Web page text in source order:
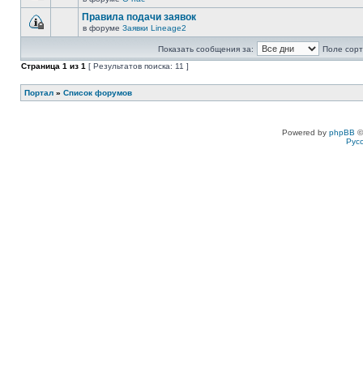
Правила подачи заявок
в форуме Заявки Lineage2
Показать сообщения за:
Поле
Страница 1 из 1 [ Результатов поиска: 11 ]
Портал » Список форумов
Powered by phpBB